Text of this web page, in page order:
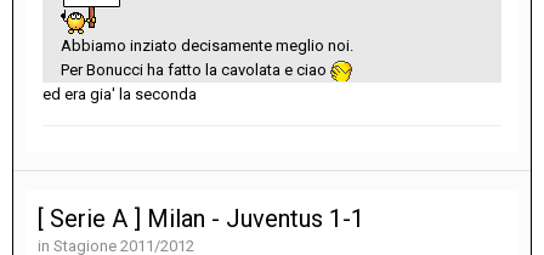
Abbiamo inziato decisamente meglio noi.
Per Bonucci ha fatto la cavolata e ciao
ed era gia' la seconda
[ Serie A ] Milan - Juventus 1-1
in Stagione 2011/2012